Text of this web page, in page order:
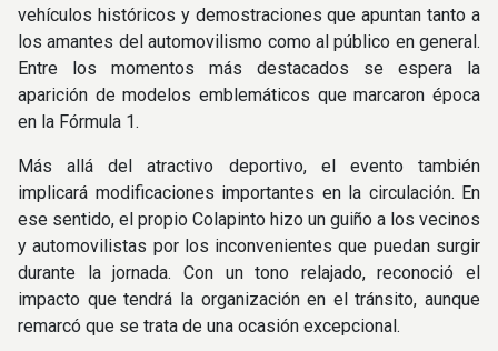
vehículos históricos y demostraciones que apuntan tanto a
los amantes del automovilismo como al público en general.
Entre los momentos más destacados se espera la
aparición de modelos emblemáticos que marcaron época
en la Fórmula 1.
Más allá del atractivo deportivo, el evento también
implicará modificaciones importantes en la circulación. En
ese sentido, el propio Colapinto hizo un guiño a los vecinos
y automovilistas por los inconvenientes que puedan surgir
durante la jornada. Con un tono relajado, reconoció el
impacto que tendrá la organización en el tránsito, aunque
remarcó que se trata de una ocasión excepcional.